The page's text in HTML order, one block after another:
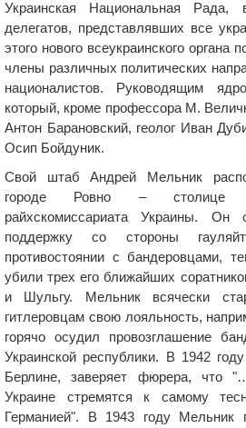
Украинская Национальная
делегатов, представлявших все
этого нового всеукраинского органа
члены различных политических
националистов. Руководящим
который, кроме профессора М.
Антон Барановский, геолог Иван
Осип Бойдуник.
Свой штаб Андрей Мельник
городе Ровно – столице
райхскомиссариата Украины. Он
поддержку со стороны
противостоянии с бандеровцами,
убили трех его ближайших
и Шульгу. Мельник всячески
гитлеровцам свою лояльность,
горячо осудил провозглашение
Украинской республики. В 1942
Берлине, заверяет фюрера, что
Украине стремятся к самому
Германией". В 1943 году Мельник